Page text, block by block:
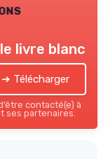
livre blanc
➔ Télécharger
contacté(e) à
ses partenaires.